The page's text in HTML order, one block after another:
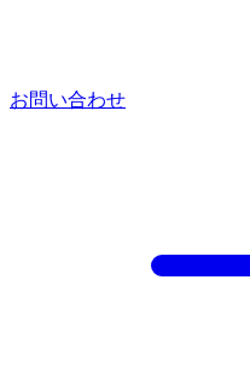
お問い合わせ